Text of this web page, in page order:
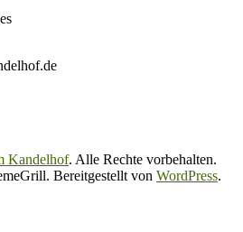
Kandelhof. Alle Rechte vorbehalten.
Bereitgestellt von WordPress.